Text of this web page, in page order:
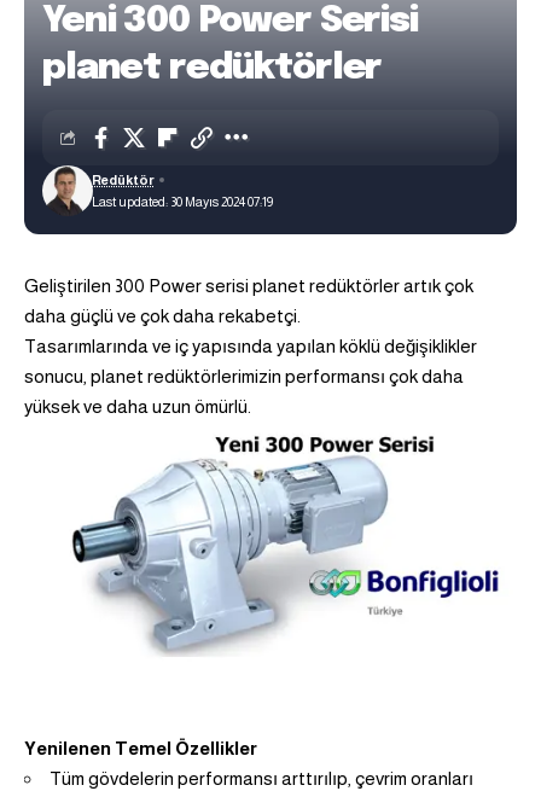
Yeni 300 Power Serisi
planet redüktörler
Last updated: 30 Mayıs 2024 07:19
Redüktör
Geliştirilen 300 Power serisi planet redüktörler artık çok
daha güçlü ve çok daha rekabetçi.
Tasarımlarında ve iç yapısında yapılan köklü değişiklikler
sonucu, planet redüktörlerimizin performansı çok daha
yüksek ve daha uzun ömürlü.
Yenilenen Temel Özellikler
Tüm gövdelerin performansı arttırılıp, çevrim oranları